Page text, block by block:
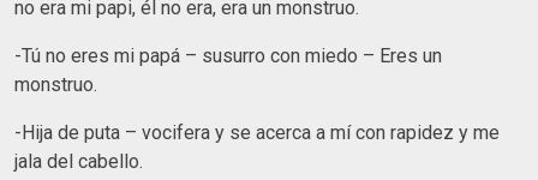
no era mi papi, él no era, era un monstruo.
-Tú no eres mi papá – susurro con miedo – Eres un
monstruo.
-Hija de puta – vocifera y se acerca a mí con rapidez y me
jala del cabello.